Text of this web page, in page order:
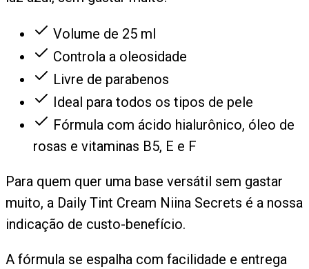
Volume de 25 ml
Controla a oleosidade
Livre de parabenos
Ideal para todos os tipos de pele
Fórmula com ácido hialurônico, óleo de
rosas e vitaminas B5, E e F
Para quem quer uma base versátil sem gastar
muito, a Daily Tint Cream Niina Secrets é a nossa
indicação de custo-benefício.
A fórmula se espalha com facilidade e entrega